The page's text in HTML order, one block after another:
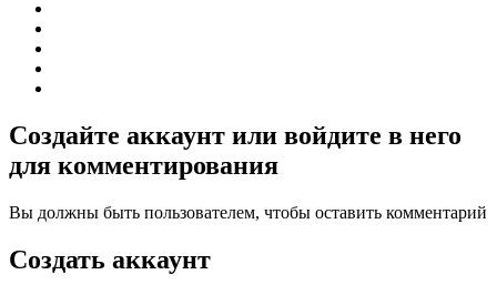
Создайте аккаунт или войдите в него
для комментирования
Вы должны быть пользователем, чтобы оставить комментарий
Создать аккаунт